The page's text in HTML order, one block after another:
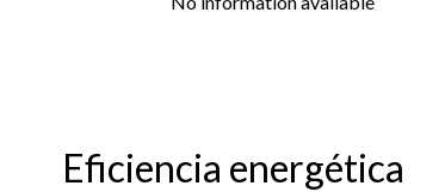
Eficiencia energética